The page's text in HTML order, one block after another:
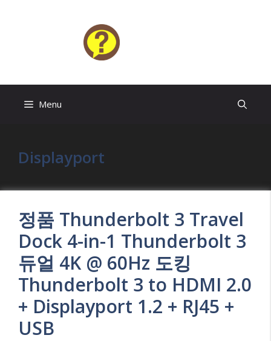
Menu
Displayport
정품 Thunderbolt 3 Travel
Dock 4-in-1 Thunderbolt 3
듀얼 4K @ 60Hz 도킹
Thunderbolt 3 to HDMI 2.0
+ Displayport 1.2 + RJ45 +
USB